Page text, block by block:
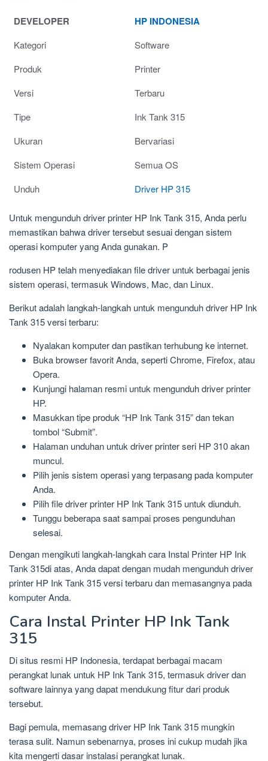
DEVELOPER HP INDONESIA
Kategori
Software
Produk
Printer
Versi
Terbaru
Tipe
Ink Tank 315
Ukuran
Bervariasi
Sistem Operasi
Semua OS
Unduh
Driver HP 315
Untuk mengunduh driver printer HP Ink Tank 315, Anda perlu
memastikan bahwa driver tersebut sesuai dengan sistem
operasi komputer yang Anda gunakan. P
rodusen HP telah menyediakan file driver untuk berbagai jenis
sistem operasi, termasuk Windows, Mac, dan Linux.
Berikut adalah langkah-langkah untuk mengunduh driver HP Ink
Tank 315 versi terbaru:
Nyalakan komputer dan pastikan terhubung ke internet.
Buka browser favorit Anda, seperti Chrome, Firefox, atau
Opera.
Kunjungi halaman resmi untuk mengunduh driver printer
HP.
Masukkan tipe produk “HP Ink Tank 315” dan tekan
tombol “Submit”.
Halaman unduhan untuk driver printer seri HP 310 akan
muncul.
Pilih jenis sistem operasi yang terpasang pada komputer
Anda.
Pilih file driver printer HP Ink Tank 315 untuk diunduh.
Tunggu beberapa saat sampai proses pengunduhan
selesai.
Dengan mengikuti langkah-langkah cara Instal Printer HP Ink
Tank 315di atas, Anda dapat dengan mudah mengunduh driver
printer HP Ink Tank 315 versi terbaru dan memasangnya pada
komputer Anda.
Cara Instal Printer HP Ink Tank
315
Di situs resmi HP Indonesia, terdapat berbagai macam
perangkat lunak untuk HP Ink Tank 315, termasuk driver dan
software lainnya yang dapat mendukung fitur dari produk
tersebut.
Bagi pemula, memasang driver HP Ink Tank 315 mungkin
terasa sulit. Namun sebenarnya, proses ini cukup mudah jika
kita mengerti dasar instalasi perangkat lunak.